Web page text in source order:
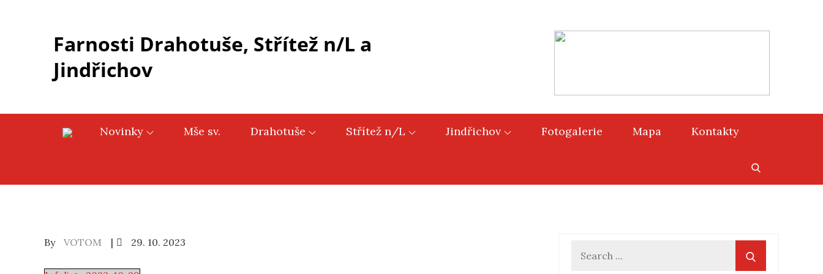
Farnosti Drahotuše, Střítež n/L a
Jindřichov
Novinky Mše sv. Drahotuše Střítež n/L Jindřichov Fotogalerie Mapa Kontakty
By VOTOM
Posted
29. 10. 2023